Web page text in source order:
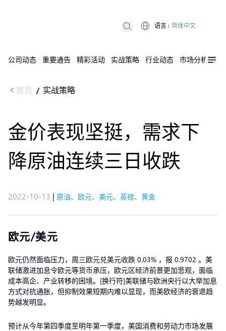
公司动态 重要通告 精彩活动 实战策略 行业动态 市场分析
语言 : 简体中文
首页 / 实战策略
金价表现坚挺，需求下
降原油连续三日收跌
2022-10-13 | 原油、欧元、美元、英镑、黄金
欧元/美元
欧元仍然面临压力，周三欧元兑美元收跌 0.03% ，报 0.9702 。美
联储激进加息令欧元等货币承压，欧元区经济前景更加悲观，面临
成本高企、产业转移的困境。[换行符]美联储与欧洲央行以大举加息
方式对抗通胀，但抑制效果短期内难以显现，而美欧经济的衰退趋
势越发明显。
预计从今年第四季度至明年第一季度，美国消费和劳动力市场发展